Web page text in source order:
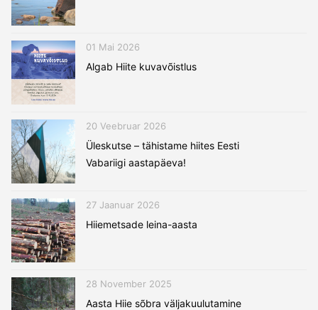
01 Mai 2026
Algab Hiite kuvavõistlus
20 Veebruar 2026
Üleskutse – tähistame hiites Eesti
Vabariigi aastapäeva!
27 Jaanuar 2026
Hiiemetsade leina-aasta
28 November 2025
Aasta Hiie sõbra väljakuulutamine